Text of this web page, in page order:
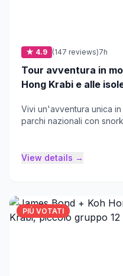
★ 4.9 (147 reviews)7h
Tour avventura in
Hong Krabi e alle
Vivi un'avventura unica
parchi nazionali con
View details →
PIÙ VOTATI